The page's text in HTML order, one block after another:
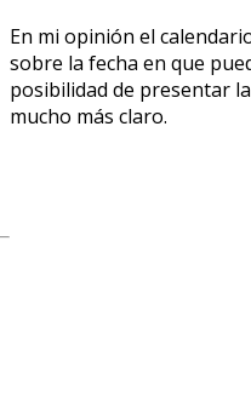
En mi opinión el
sobre la fecha en que
posibilidad de presentar
mucho más claro.